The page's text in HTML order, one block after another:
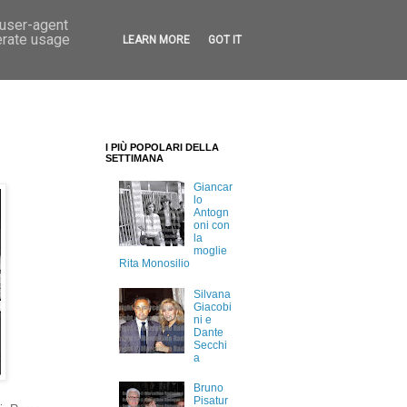
I PIÙ POPOLARI DELLA
SETTIMANA
Giancar
lo
Antogn
oni con
la
moglie
Rita Monosilio
Silvana
Giacobi
ni e
Dante
Secchi
a
Bruno
Pisatur
agent
usage
LEARN MORE GOT IT